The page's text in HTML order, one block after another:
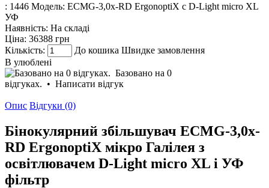
: 1446 Модель: ECMG-3,0x-RD ErgonoptiX с D-Light micro XL
УФ
Наявність: На складі
Ціна: 36388 грн
Кількість:
До кошика Швидке замовлення
В улюблені
Базовано на 0
відгуках. • Написати відгук
Опис Відгуки (0)
Бінокулярний збільшувач ECMG-3,0x-
RD ErgonoptiX мікро Галілея з
освітлювачем D-Light micro XL і УФ
фільтр